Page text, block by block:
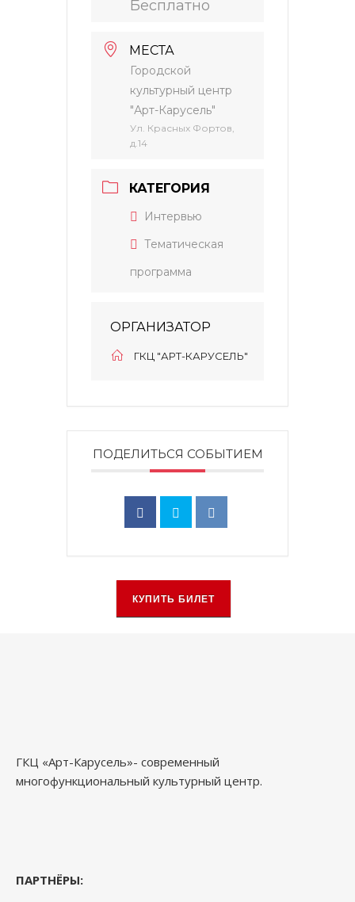
Бесплатно
МЕСТА
Городской
культурный центр
"Арт-Карусель"
Ул. Красных Фортов,
д.14
КАТЕГОРИЯ
Интервью
Тематическая
программа
ОРГАНИЗАТОР
ГКЦ "АРТ-КАРУСЕЛЬ"
ПОДЕЛИТЬСЯ СОБЫТИЕМ
КУПИТЬ БИЛЕТ
ГКЦ «Арт-Карусель»- современный
многофункциональный культурный центр.
ПАРТНЁРЫ: